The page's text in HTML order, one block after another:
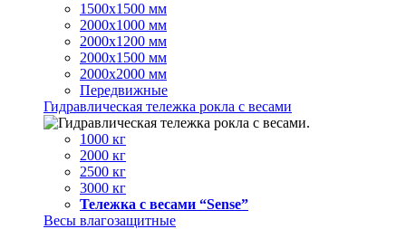
1500х1500 мм
2000х1000 мм
2000х1200 мм
2000х1500 мм
2000х2000 мм
Передвижные
Гидравлическая тележка рокла с весами
1000 кг
2000 кг
2500 кг
3000 кг
Тележка с весами “Sense”
Весы влагозащитные